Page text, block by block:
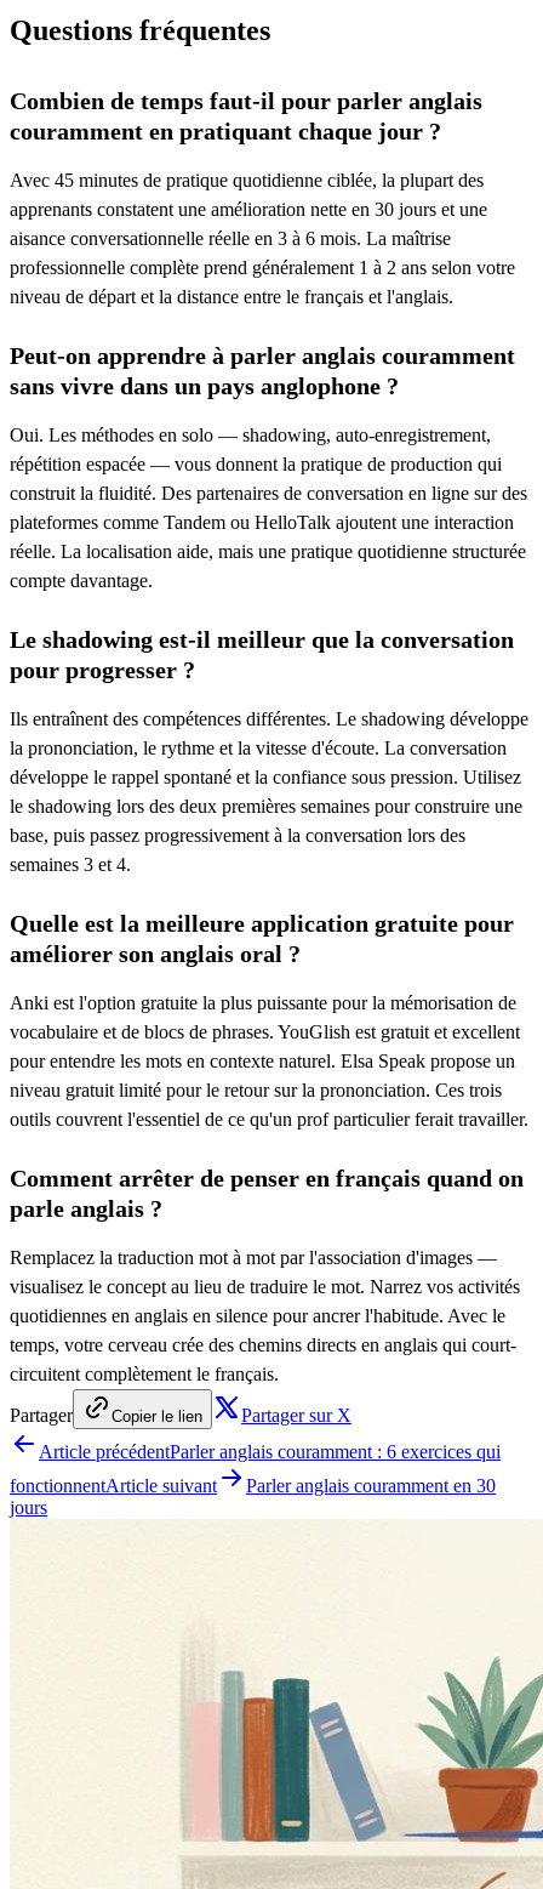
Questions fréquentes
Combien de temps faut-il pour parler anglais
couramment en pratiquant chaque jour ?
Avec 45 minutes de pratique quotidienne ciblée, la plupart des
apprenants constatent une amélioration nette en 30 jours et une
aisance conversationnelle réelle en 3 à 6 mois. La maîtrise
professionnelle complète prend généralement 1 à 2 ans selon votre
niveau de départ et la distance entre le français et l'anglais.
Peut-on apprendre à parler anglais couramment
sans vivre dans un pays anglophone ?
Oui. Les méthodes en solo — shadowing, auto-enregistrement,
répétition espacée — vous donnent la pratique de production qui
construit la fluidité. Des partenaires de conversation en ligne sur des
plateformes comme Tandem ou HelloTalk ajoutent une interaction
réelle. La localisation aide, mais une pratique quotidienne structurée
compte davantage.
Le shadowing est-il meilleur que la conversation
pour progresser ?
Ils entraînent des compétences différentes. Le shadowing développe
la prononciation, le rythme et la vitesse d'écoute. La conversation
développe le rappel spontané et la confiance sous pression. Utilisez
le shadowing lors des deux premières semaines pour construire une
base, puis passez progressivement à la conversation lors des
semaines 3 et 4.
Quelle est la meilleure application gratuite pour
améliorer son anglais oral ?
Anki est l'option gratuite la plus puissante pour la mémorisation de
vocabulaire et de blocs de phrases. YouGlish est gratuit et excellent
pour entendre les mots en contexte naturel. Elsa Speak propose un
niveau gratuit limité pour le retour sur la prononciation. Ces trois
outils couvrent l'essentiel de ce qu'un prof particulier ferait travailler.
Comment arrêter de penser en français quand on
parle anglais ?
Remplacez la traduction mot à mot par l'association d'images —
visualisez le concept au lieu de traduire le mot. Narrez vos activités
quotidiennes en anglais en silence pour ancrer l'habitude. Avec le
temps, votre cerveau crée des chemins directs en anglais qui court-
circuitent complètement le français.
Partager
Copier le lien
Partager sur X
Article précédentParler anglais couramment : 6 exercices qui
fonctionnentArticle suivant
Parler anglais couramment en 30
jours